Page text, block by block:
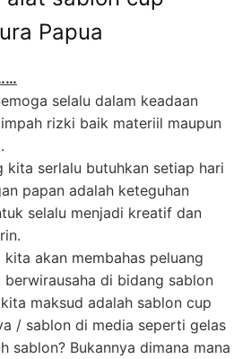
Papua
selalu dalam keadaan
rizki baik materiil maupun
kita serlalu butuhkan setiap hari
papan adalah keteguhan
selalu menjadi kreatif dan
akan membahas peluang
di bidang sablon
maksud adalah sablon cup
/ sablon di media seperti gelas
sablon? Bukannya dimana mana